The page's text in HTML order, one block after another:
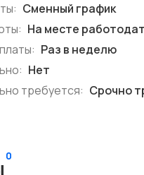
Сменный график
На месте
Раз в неделю
Нет
требуется: Срочно
0